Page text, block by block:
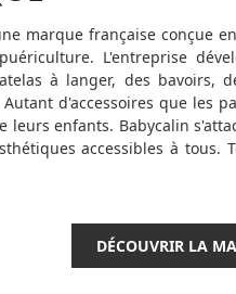
marque française conçue
L'entreprise
à langer, des bavoirs,
d'accessoires que les
leurs enfants. Babycalin
accessibles à tous.
DÉCOUVRIR LA